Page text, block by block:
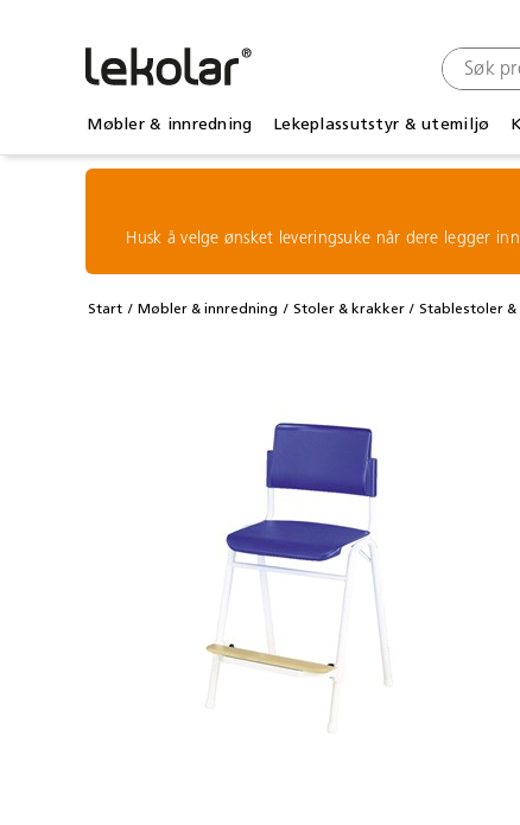
Møbler & innredning Lekeplassutstyr & utemiljø
Husk å velge ønsket leveringsuke når dere legger
Start Møbler & innredning Stoler & krakker Stablestoler